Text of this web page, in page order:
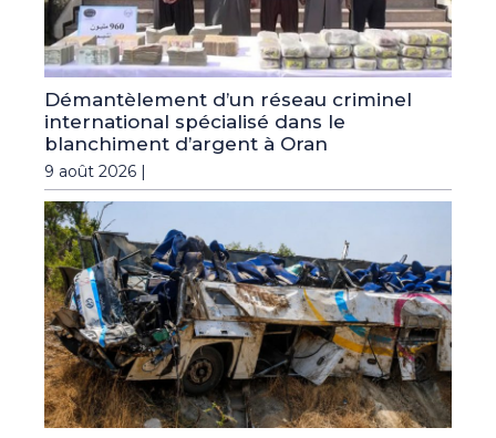
Démantèlement d’un réseau criminel
international spécialisé dans le
blanchiment d’argent à Oran
9 août 2026 |